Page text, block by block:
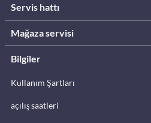
Servis hattı
Mağaza servisi
Bilgiler
Kullanım Şartları
açılış saatleri